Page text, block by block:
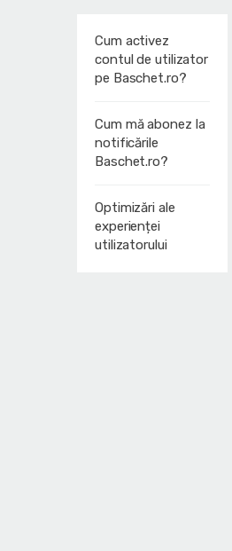
Cum activez
contul de utilizator
pe Baschet.ro?
Cum mă abonez la
notificările
Baschet.ro?
Optimizări ale
experienței
utilizatorului